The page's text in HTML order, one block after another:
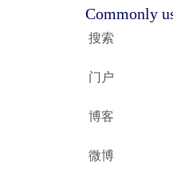
Commonly
搜索
门户
博客
微博